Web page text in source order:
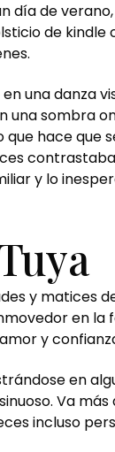
día de
de
una danza
sombra
hace
y lo
y matices
en
y
en
Va
incluso